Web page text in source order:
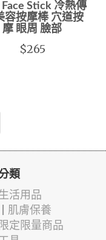
Face Stick 冷熱傳
容按摩棒 穴道按
摩 眼周 臉部
$265
類
活用品
肌膚保養
定限量商品